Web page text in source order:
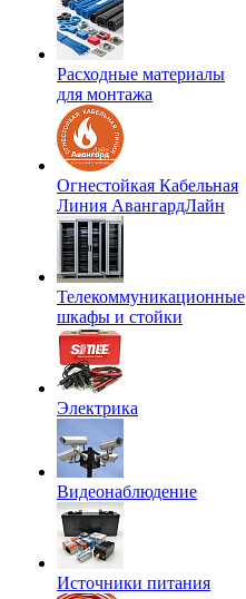
Расходные материалы
для монтажа
Огнестойкая Кабельная
Линия АвангардЛайн
Телекоммуникационные
шкафы и стойки
Электрика
Видеонаблюдение
Источники питания